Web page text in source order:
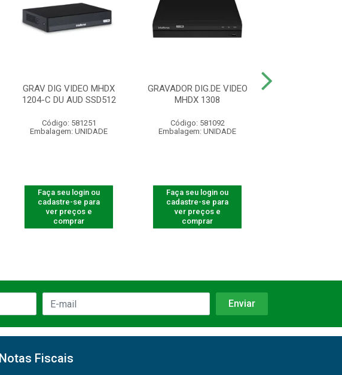
GRAV DIG VIDEO MHDX
1204-C DU AUD SSD512
Código: 581251
Embalagem: UNIDADE
Faça seu login ou
cadastre-se para
ver preços e
comprar
GRAVADOR DIG.DE VIDEO
MHDX 1308
Código: 581092
Embalagem: UNIDADE
Faça seu login ou
cadastre-se para
ver preços e
comprar
Notas Fiscais